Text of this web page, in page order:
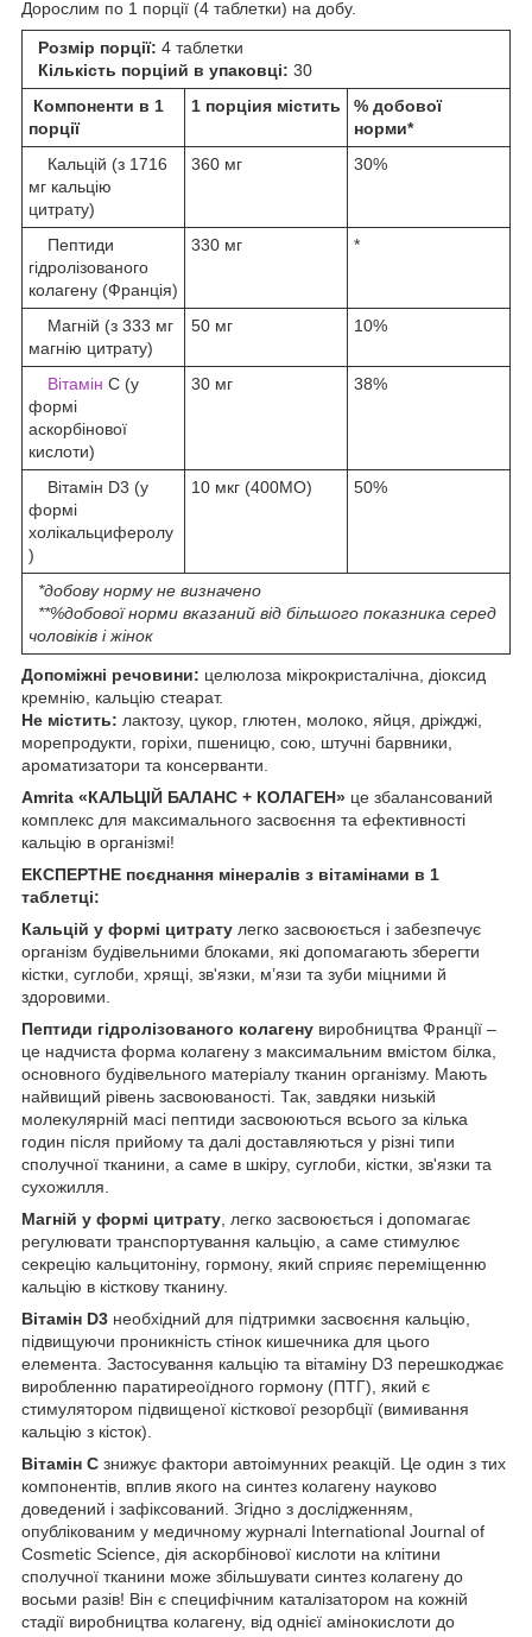
Дорослим по 1 порції (4 таблетки) на добу.
Розмір порції: 4 таблетки
Кількість порціий в упаковці: 30
Компоненти в 1
порції
1 порціия містить
% добової
норми*
Кальцій (з 1716
мг кальцію
цитрату)
360 мг 30%
Пептиди
гідролізованого
колагену (Франція)
330 мг *
Магній (з 333 мг
магнію цитрату)
50 мг 10%
Вітамін С (у
формі
аскорбінової
кислоти)
30 мг 38%
Вітамін D3 (у
формі
холікальциферолу
)
10 мкг (400МО) 50%
*добову норму не визначено
**%добової норми вказаний від більшого показника серед
чоловіків і жінок
Допоміжні речовини: целюлоза мікрокристалічна, діоксид
кремнію, кальцію стеарат.
Не містить: лактозу, цукор, глютен, молоко, яйця, дріжджі,
морепродукти, горіхи, пшеницю, сою, штучні барвники,
ароматизатори та консерванти.
Amrita «КАЛЬЦІЙ БАЛАНС + КОЛАГЕН» це збалансований
комплекс для максимального засвоєння та ефективності
кальцію в організмі!
ЕКСПЕРТНЕ поєднання мінералів з вітамінами в 1
таблетці:
Кальцій у формі цитрату легко засвоюється і забезпечує
організм будівельними блоками, які допомагають зберегти
кістки, суглоби, хрящі, зв'язки, м’язи та зуби міцними й
здоровими.
Пептиди гідролізованого колагену виробництва Франції –
це надчиста форма колагену з максимальним вмістом білка,
основного будівельного матеріалу тканин організму. Мають
найвищий рівень засвоюваності. Так, завдяки низькій
молекулярній масі пептиди засвоюються всього за кілька
годин після прийому та далі доставляються у різні типи
сполучної тканини, а саме в шкіру, суглоби, кістки, зв'язки та
сухожилля.
Магній у формі цитрату , легко засвоюється і допомагає
регулювати транспортування кальцію, а саме стимулює
секрецію кальцитоніну, гормону, який сприяє переміщенню
кальцію в кісткову тканину.
Вітамін D3 необхідний для підтримки засвоєння кальцію,
підвищуючи проникність стінок кишечника для цього
елемента. Застосування кальцію та вітаміну D3 перешкоджає
виробленню паратиреоїдного гормону (ПТГ), який є
стимулятором підвищеної кісткової резорбції (вимивання
кальцію з кісток).
Вітамін С знижує фактори автоімунних реакцій. Це один з тих
компонентів, вплив якого на синтез колагену науково
доведений і зафіксований. Згідно з дослідженням,
опублікованим у медичному журналі International Journal of
Cosmetic Science, дія аскорбінової кислоти на клітини
сполучної тканини може збільшувати синтез колагену до
восьми разів! Він є специфічним каталізатором на кожній
стадії виробництва колагену, від однієї амінокислоти до